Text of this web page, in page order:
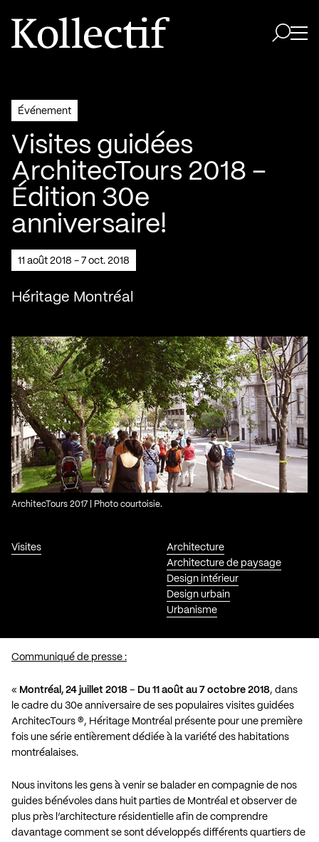
Aller à la page d'accueil
Logo Kollectif
Événement
Visites guidées
ArchitecTours 2018 –
Édition 30e
anniversaire!
11 août 2018 - 7 oct. 2018
Héritage Montréal
Visites
Architecture
Architecture de paysage
Design intérieur
Design urbain
Urbanisme
ArchitecTours 2017 | Photo courtoisie.
Communiqué de presse :
« Montréal, 24 juillet 2018 – Du 11 août au 7 octobre 2018, dans
le cadre du 30e anniversaire de ses populaires visites guidées
ArchitecTours ®, Héritage Montréal présente pour une première
fois une série entièrement dédiée à la variété des habitations
montréalaises.
Nous invitons les gens à venir se balader en compagnie de nos
guides bénévoles dans huit parties de Montréal et observer de
plus près l’architecture résidentielle afin de comprendre
davantage comment se sont développés différents quartiers de